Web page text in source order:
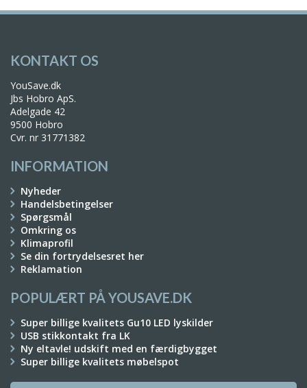
KONTAKT OS
YouSave.dk
Jbs Hobro ApS.
Adelgade 42
9500 Hobro
Cvr. nr 31771382
INFORMATION
Nyheder
Handelsbetingelser
Spørgsmål
Omkring os
Klimaprofil
Se din fortrydelsesret her
Reklamation
POPULÆRT PÅ YOUSAVE.DK
Super billige kvalitets Gu10 LED lyskilder
USB stikkontakt fra LK
Ny eltavle! udskift med en færdigbygget
Super billige kvalitets møbelspot